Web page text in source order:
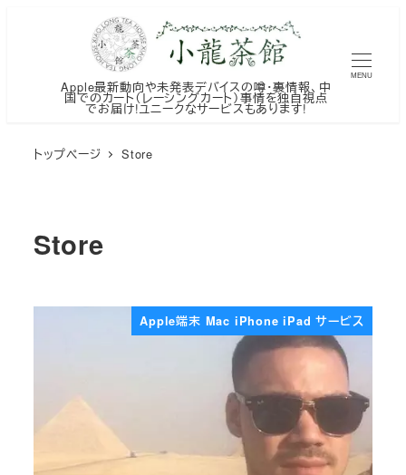
Apple最新動向や未発表デバイスの噂・裏情報、中
国でのカート（レーシングカート）事情を独自視点
でお届け!ユニークなサービスもあります!
MENU
トップページ Store
Store
Apple端末 Mac iPhone iPad サービス